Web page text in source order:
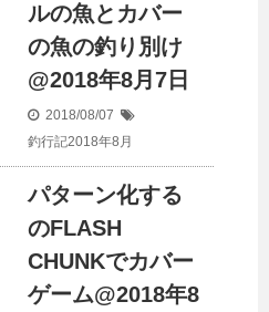
ルの魚とカバー
の魚の釣り別け
@2018年8月7日
2018/08/07
釣行記2018年8月
パターン化する
のFLASH
CHUNKでカバー
ゲーム@2018年8